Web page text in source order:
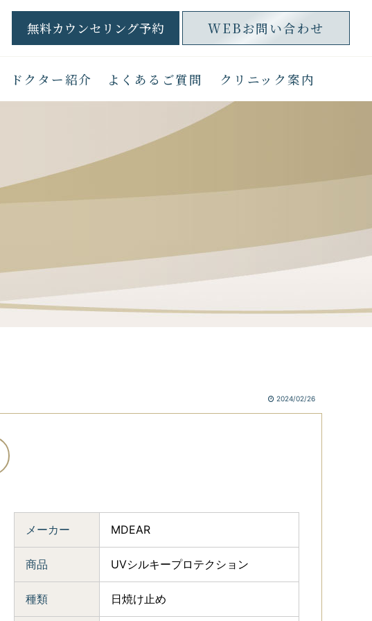
無料カウンセリング予約 WEBお問い合わせ
ドクター紹介 よくあるご質問 クリニック案内
2024/02/26
メーカー MDEAR
商品 UVシルキープロテクション
種類 日焼け止め